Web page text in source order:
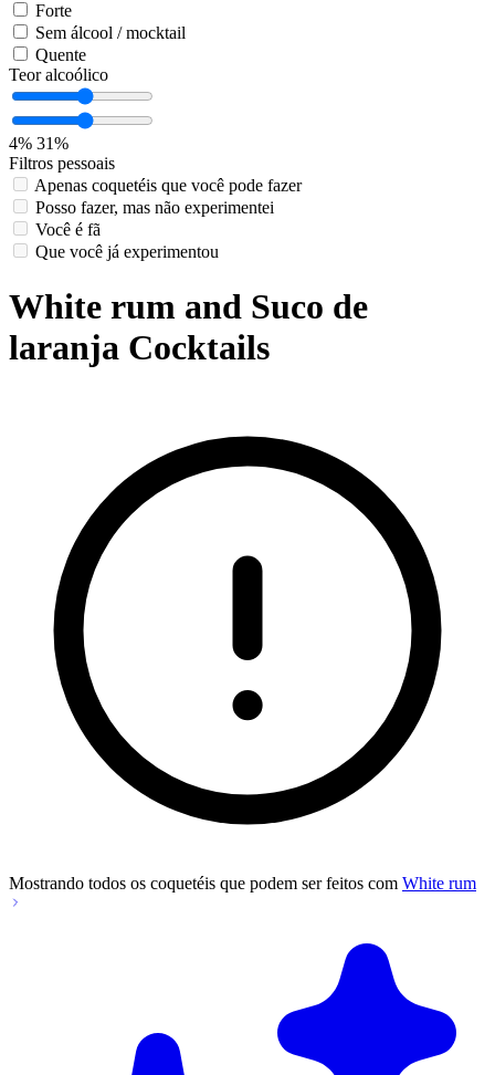
Forte
Sem álcool / mocktail
Quente
Teor alcoólico
4% 31%
Filtros pessoais
Apenas coquetéis que você pode fazer
Posso fazer, mas não experimentei
Você é fã
Que você já experimentou
White rum and Suco de
laranja Cocktails
Mostrando todos os coquetéis que podem ser feitos com White rum